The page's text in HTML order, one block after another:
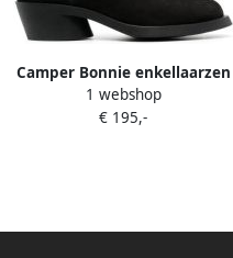
Camper Bonnie enkellaarzen
Zwart
1 webshop
€ 195,-